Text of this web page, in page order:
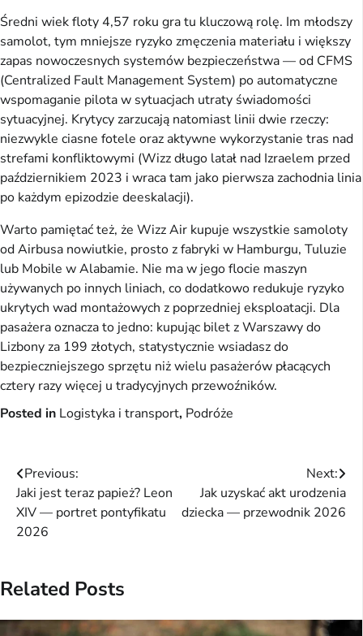
Średni wiek floty 4,57 roku gra tu kluczową rolę. Im młodszy
samolot, tym mniejsze ryzyko zmęczenia materiału i większy
zapas nowoczesnych systemów bezpieczeństwa — od CFMS
(Centralized Fault Management System) po automatyczne
wspomaganie pilota w sytuacjach utraty świadomości
sytuacyjnej. Krytycy zarzucają natomiast linii dwie rzeczy:
niezwykle ciasne fotele oraz aktywne wykorzystanie tras nad
strefami konfliktowymi (Wizz długo latał nad Izraelem przed
październikiem 2023 i wraca tam jako pierwsza zachodnia linia
po każdym epizodzie deeskalacji).
Warto pamiętać też, że Wizz Air kupuje wszystkie samoloty
od Airbusa nowiutkie, prosto z fabryki w Hamburgu, Tuluzie
lub Mobile w Alabamie. Nie ma w jego flocie maszyn
używanych po innych liniach, co dodatkowo redukuje ryzyko
ukrytych wad montażowych z poprzedniej eksploatacji. Dla
pasażera oznacza to jedno: kupując bilet z Warszawy do
Lizbony za 199 złotych, statystycznie wsiadasz do
bezpieczniejszego sprzętu niż wielu pasażerów płacących
cztery razy więcej u tradycyjnych przewoźników.
Posted in Logistyka i transport, Podróże
Nawigacja
wpisu
Previous:
Jaki jest teraz papież? Leon
XIV — portret pontyfikatu
2026
Next:
Jak uzyskać akt urodzenia
dziecka — przewodnik 2026
Related Posts